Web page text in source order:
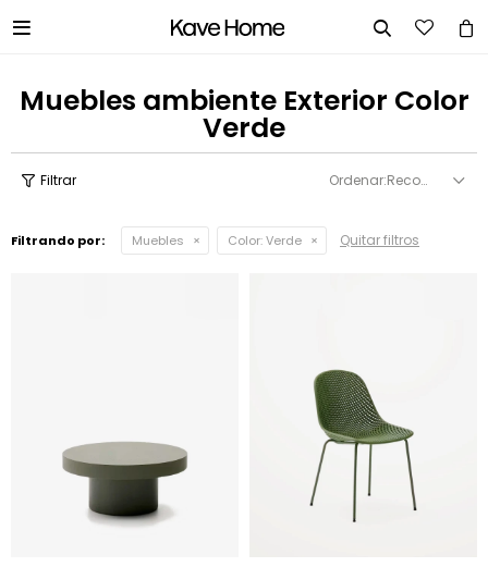
 
Muebles ambiente Exterior Color
Verde
Recomendados
Filtrando por: Muebles Color:Verde Quitar filtros